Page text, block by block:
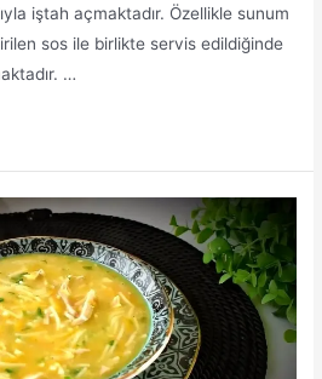
iştah açmaktadır. Özellikle sunum
sos ile birlikte servis edildiğinde
…